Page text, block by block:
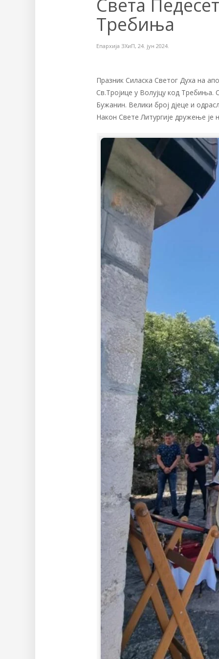
Света
Требиња
Епархија ЗХиП, 24. јун 2024.
Празник Силаска Светог Духа на
Св.Тројице у Волујцу код Требиња.
Бужанин. Велики број дјеце и
Након Свете Литургије дружење